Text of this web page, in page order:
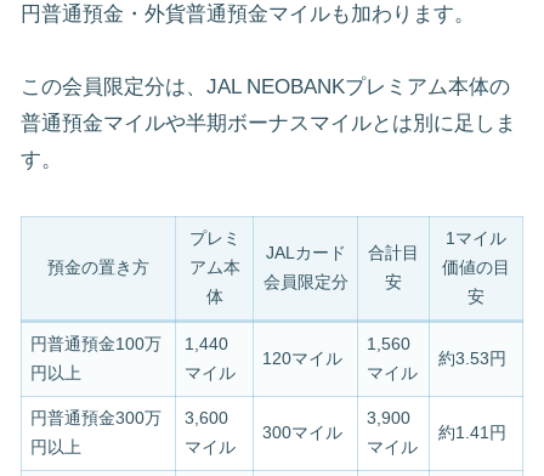
円普通預金・外貨普通預金マイルも加わります。
この会員限定分は、JAL NEOBANKプレミアム本体の
普通預金マイルや半期ボーナスマイルとは別に足しま
す。
預金の置き方
プレミ
アム本
体
JALカード
会員限定分
合計目
安
1マイル
価値の目
安
円普通預金100万
円以上
1,440
マイル
120マイル
1,560
マイル
約3.53円
円普通預金300万
円以上
3,600
マイル
300マイル
3,900
マイル
約1.41円